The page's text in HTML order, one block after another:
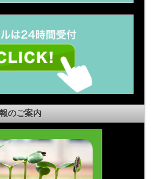
のご案内